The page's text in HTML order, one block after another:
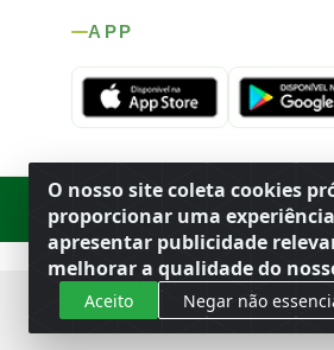
O nosso site coleta cookies
proporcionar uma
apresentar publicidade
melhorar a qualidade do
Aceito Negar não
APP
Rod. SP-215, s/n, km 98 — Área Rural